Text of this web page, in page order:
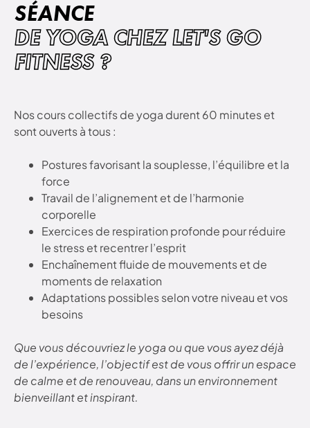
SÉANCE
DE YOGA CHEZ LET'S GO
FITNESS ?
Nos cours collectifs de yoga durent 60 minutes et
sont ouverts à tous :
Postures favorisant la souplesse, l’équilibre et la
force
Travail de l’alignement et de l’harmonie
corporelle
Exercices de respiration profonde pour réduire
le stress et recentrer l’esprit
Enchaînement fluide de mouvements et de
moments de relaxation
Adaptations possibles selon votre niveau et vos
besoins
Que vous découvriez le yoga ou que vous ayez déjà
de l’expérience, l’objectif est de vous offrir un espace
de calme et de renouveau, dans un environnement
bienveillant et inspirant.